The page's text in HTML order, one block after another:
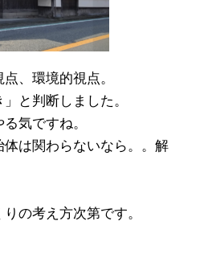
、環境的視点。
と判断しました。
気ですね。
体は関わらないなら。。解
の考え方次第です。